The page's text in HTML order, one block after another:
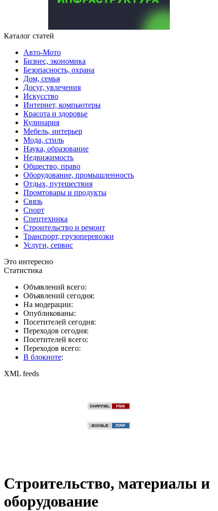
Каталог статей
Авто-Мото
Бизнес, экономика
Безопасность, охрана
Дом, семья
Досуг, увлечения
Искусство
Интернет, компьютеры
Красота и здоровье
Кулинария
Мебель, интерьер
Мода, стиль
Наука, образование
Недвижимость
Общество, право
Оборудование, промышленность
Отдых, путешествия
Промтовары и продукты
Связь
Спорт
Спецтехника
Строительство и ремонт
Транспорт, грузоперевозки
Услуги, сервис
Это интересно
Статистика
Объявлений всего:
Объявлений сегодня:
На модерации:
Опубликованы:
Посетителей сегодня:
Переходов сегодня:
Посетителей всего:
Переходов всего:
В блокноте:
XML feeds
Строительство, материалы и
оборудование